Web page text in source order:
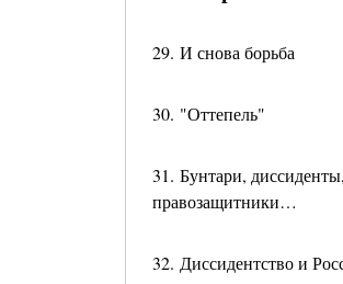
29. И снова борьба
30. "Оттепель"
31. Бунтари, диссиденты,
правозащитники…
32. Диссидентство и